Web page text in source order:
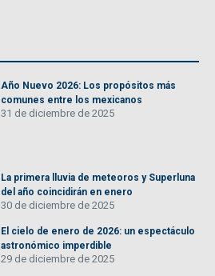
Año Nuevo 2026: Los propósitos más
comunes entre los mexicanos
31 de diciembre de 2025
La primera lluvia de meteoros y Superluna
del año coincidirán en enero
30 de diciembre de 2025
El cielo de enero de 2026: un espectáculo
astronómico imperdible
29 de diciembre de 2025